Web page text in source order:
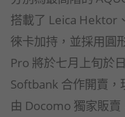
搭載了 Leica Hektor
徠卡加持，並採用圓
Pro 將於七月上旬於
Softbank 合作開賣，
由 Docomo 獨家販